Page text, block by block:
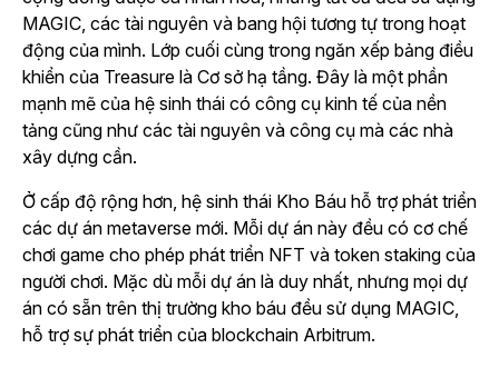
MAGIC, các tài nguyên và bang hội tương tự trong hoạt
động của mình. Lớp cuối cùng trong ngăn xếp bảng điều
khiển của Treasure là Cơ sở hạ tầng. Đây là một phần
mạnh mẽ của hệ sinh thái có công cụ kinh tế của nền
tảng cũng như các tài nguyên và công cụ mà các nhà
xây dựng cần.
Ở cấp độ rộng hơn, hệ sinh thái Kho Báu hỗ trợ phát triển
các dự án metaverse mới. Mỗi dự án này đều có cơ chế
chơi game cho phép phát triển NFT và token staking của
người chơi. Mặc dù mỗi dự án là duy nhất, nhưng mọi dự
án có sẵn trên thị trường kho báu đều sử dụng MAGIC,
hỗ trợ sự phát triển của blockchain Arbitrum.